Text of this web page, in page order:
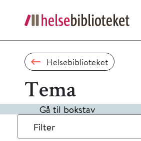
Helsebiblioteket
Tema
Gå til bokstav
Filter